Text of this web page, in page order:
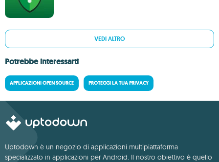
VEDI ALTRO
Potrebbe interessarti
APPLICAZIONI OPEN SOURCE PROTEGGI LA TUA PRIVACY
Uptodown è un negozio di applicazioni multipiattaforma
specializzato in applicazioni per Android. Il nostro obiettivo è quello